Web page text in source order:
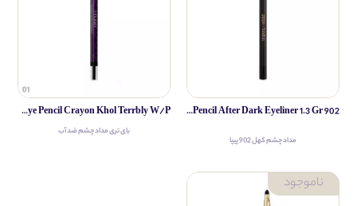
Pippa Eye Pencil After Dark Eyeliner 1.3 Gr 902
مداد چشم کهل 902 پیپا
By Terry Eye Pencil Crayon Khol Terrbly W/P
بای تری مداد چشم ضد آب